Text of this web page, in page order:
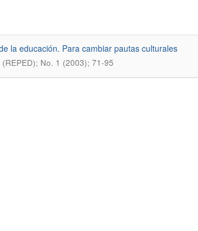
la educación. Para cambiar pautas culturales
No. 1 (2003); 71-95